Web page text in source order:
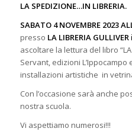
LA SPEDIZIONE…IN LIBRERIA.
SABATO 4 NOVEMBRE 2023
presso LA LIBRERIA
ascoltare la lettura del libro “LA
Servant, edizioni
installazioni artistiche in
Con l’occasione sarà anche
nostra scuola.
Vi aspettiamo numerosi!!!